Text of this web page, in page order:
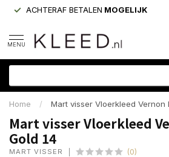
ACHTERAF BETALEN MOGELIJK
MENU
Home / Mart visser Vloerkleed Vernon
Mart visser Vloerkleed
Gold 14
MART VISSER (0)